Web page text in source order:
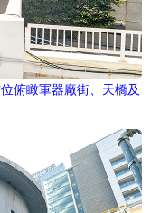
俯瞰軍器廠街、天橋及